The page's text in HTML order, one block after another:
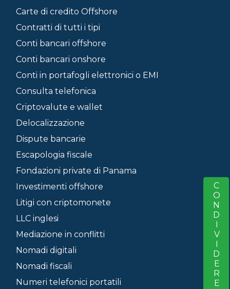
CONDIVIDERE
Carte di credito Offshore
Contratti di tutti i tipi
Conti bancari offshore
Conti bancari onshore
Conti in portafogli elettronici o EMI
Consulta telefonica
Criptovalute e wallet
Delocalizzazione
Dispute bancarie
Escapologia fiscale
Fondazioni private di Panama
Investimenti offshore
Litigi con criptomonete
LLC inglesi
Mediazione in conflitti
Nomadi digitali
Nomadi fiscali
Numeri telefonici portatili